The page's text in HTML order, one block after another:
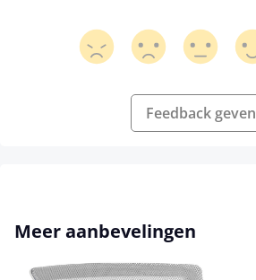
Feedback geven
Productgalerij overslaan
Meer aanbevelingen